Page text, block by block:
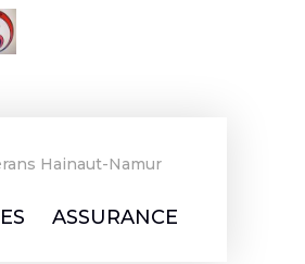
Hainaut-Namur
ASSURANCE